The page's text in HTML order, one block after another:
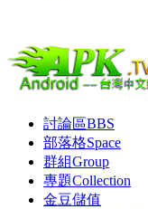
討論區BBS
部落格Space
群組Group
專題Collection
金豆儲值